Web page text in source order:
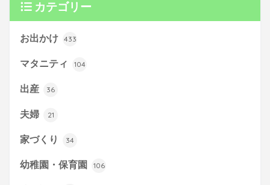
カテゴリー
お出かけ 433
マタニティ 104
出産 36
夫婦 21
家づくり 34
幼稚園・保育園 106